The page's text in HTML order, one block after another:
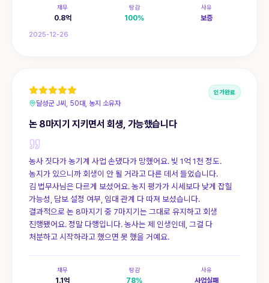
채무
0.8억
탕감
100%
사유
보증
2025-12-26
달성군 J씨, 50대, 농지 소유자
인가완료
논 8마지기 지키면서 회생, 가능했습니다
농사 짓다가 농기계 사업 손댔다가 망했어요. 빚 1억 1천 정도.
농지가 있으니까 회생이 안 될 거라고 다른 데서 들었습니다.
김 법무사님은 다르게 보셨어요. 농지 평가가 시세보다 낮게 잡힐
가능성, 담보 설정 여부, 임대 관계 다 따져 보셨습니다.
결과적으로 논 8마지기 중 7마지기는 그대로 유지하고 회생
진행됐어요. 정말 다행입니다. 농사는 제 인생인데, 그걸 다
처분하고 시작하라고 했으면 못 했을 거예요.
채무
1.1 억
탕감
78%
사유
사업실패